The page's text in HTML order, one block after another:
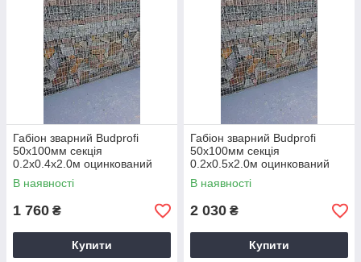
Габіон зварний Budprofi
50х100мм секція
0.2х0.4х2.0м оцинкований
для огорожі
В наявності
1 760 ₴
Купити
Габіон зварний Budprofi
50х100мм секція
0.2х0.5х2.0м оцинкований
для огорожі
В наявності
2 030 ₴
Купити